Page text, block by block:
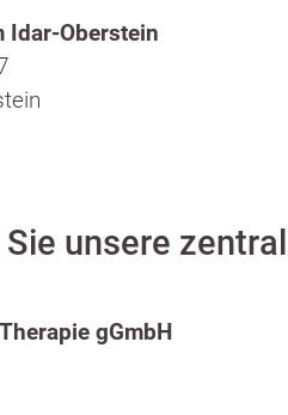
Idar-Oberstein
unsere
gGmbH